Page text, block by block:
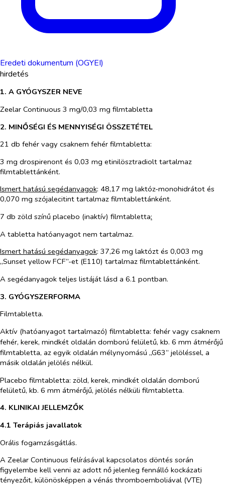
Eredeti dokumentum (OGYEI)
hirdetés
1. A GYÓGYSZER NEVE
Zeelar Continuous 3 mg/0,03 mg filmtabletta
2. MINŐSÉGI ÉS MENNYISÉGI ÖSSZETÉTEL
21 db fehér vagy csaknem fehér filmtabletta:
3 mg drospirenont és 0,03 mg etinilösztradiolt tartalmaz
filmtablettánként.
Ismert hatású segédanyagok: 48,17 mg laktóz-monohidrátot és
0,070 mg szójalecitint tartalmaz filmtablettánként.
7 db zöld színű placebo (inaktív) filmtabletta:
A tabletta hatóanyagot nem tartalmaz.
Ismert hatású segédanyagok: 37,26 mg laktózt és 0,003 mg
„Sunset yellow FCF”-et (E110) tartalmaz filmtablettánként.
A segédanyagok teljes listáját lásd a 6.1 pontban.
3. GYÓGYSZERFORMA
Filmtabletta.
Aktív (hatóanyagot tartalmazó) filmtabletta: fehér vagy csaknem
fehér, kerek, mindkét oldalán domború felületű, kb. 6 mm átmérőjű
filmtabletta, az egyik oldalán mélynyomású „G63” jelöléssel, a
másik oldalán jelölés nélkül.
Placebo filmtabletta: zöld, kerek, mindkét oldalán domború
felületű, kb. 6 mm átmérőjű, jelölés nélküli filmtabletta.
4. KLINIKAI JELLEMZŐK
4.1 Terápiás javallatok
Orális fogamzásgátlás.
A Zeelar Continuous felírásával kapcsolatos döntés során
figyelembe kell venni az adott nő jelenleg fennálló kockázati
tényezőit, különösképpen a vénás thromboemboliával (VTE)